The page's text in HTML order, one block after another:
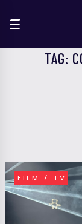
TAG:
FILM / TV